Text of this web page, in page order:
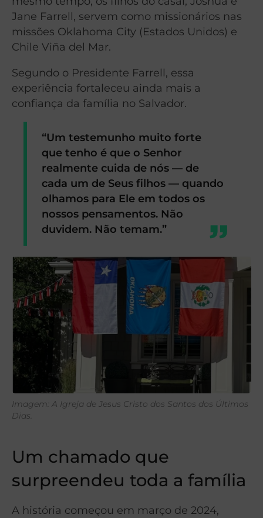
Jane Farrell, servem como missionários nas
missões Oklahoma City (Estados Unidos) e
Chile Viña del Mar.
Segundo o Presidente Farrell, essa
experiência fortaleceu ainda mais a
confiança da família no Salvador.
“Um testemunho muito forte
que tenho é que o Senhor
realmente cuida de nós — de
cada um de Seus filhos — quando
olhamos para Ele em todos os
nossos pensamentos. Não
duvidem. Não temam.”
Imagem: A Igreja de Jesus Cristo dos Santos dos Últimos
Dias.
Um chamado que
surpreendeu toda a família
A história começou em março de 2024,